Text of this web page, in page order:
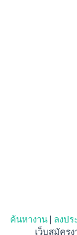
ค้นหางาน | ลงป
เว็บสมัครง